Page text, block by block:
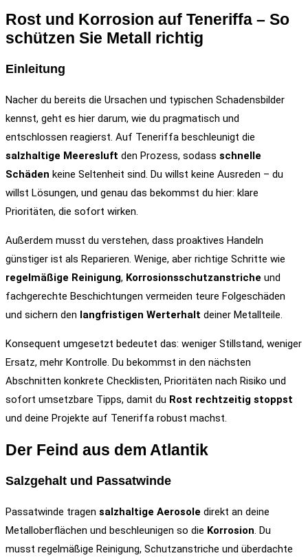
Rost und Korrosion auf Teneriffa – So
schützen Sie Metall richtig
Einleitung
Nacher du bereits die Ursachen und typischen Schadensbilder
kennst, geht es hier darum, wie du pragmatisch und
entschlossen reagierst. Auf Teneriffa beschleunigt die
salzhaltige Meeresluft den Prozess, sodass schnelle
Schäden keine Seltenheit sind. Du willst keine Ausreden – du
willst Lösungen, und genau das bekommst du hier: klare
Prioritäten, die sofort wirken.
Außerdem musst du verstehen, dass proaktives Handeln
günstiger ist als Reparieren. Wenige, aber richtige Schritte wie
regelmäßige Reinigung, Korrosionsschutzanstriche und
fachgerechte Beschichtungen vermeiden teure Folgeschäden
und sichern den langfristigen Werterhalt deiner Metallteile.
Konsequent umgesetzt bedeutet das: weniger Stillstand, weniger
Ersatz, mehr Kontrolle. Du bekommst in den nächsten
Abschnitten konkrete Checklisten, Prioritäten nach Risiko und
sofort umsetzbare Tipps, damit du Rost rechtzeitig stoppst
und deine Projekte auf Teneriffa robust machst.
Der Feind aus dem Atlantik
Salzgehalt und Passatwinde
Passatwinde tragen salzhaltige Aerosole direkt an deine
Metalloberflächen und beschleunigen so die Korrosion. Du
musst regelmäßige Reinigung, Schutzanstriche und überdachte